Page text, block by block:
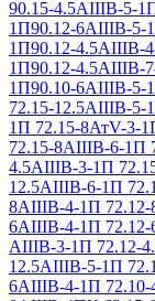
90.15-4.5АIIIВ-5-1
1П90.12-6АIIIВ-5-1
1П90.12-4.5АIIIВ-
1П90.12-4.5АIIIВ-
1П90.10-6АIIIВ-5-1
72.15-12.5АIIIВ-5-1
1П 72.15-8АтV-3-1
72.15-8АIIIВ-6-1П
4.5АIIIВ-3-1П
12.5АIIIВ-6-1П
8АIIIВ-4-1П
6АIIIВ-4-1П
АIIIВ-3-1П 72.12-
12.5АIIIВ-5-1П
6АIIIВ-4-1П